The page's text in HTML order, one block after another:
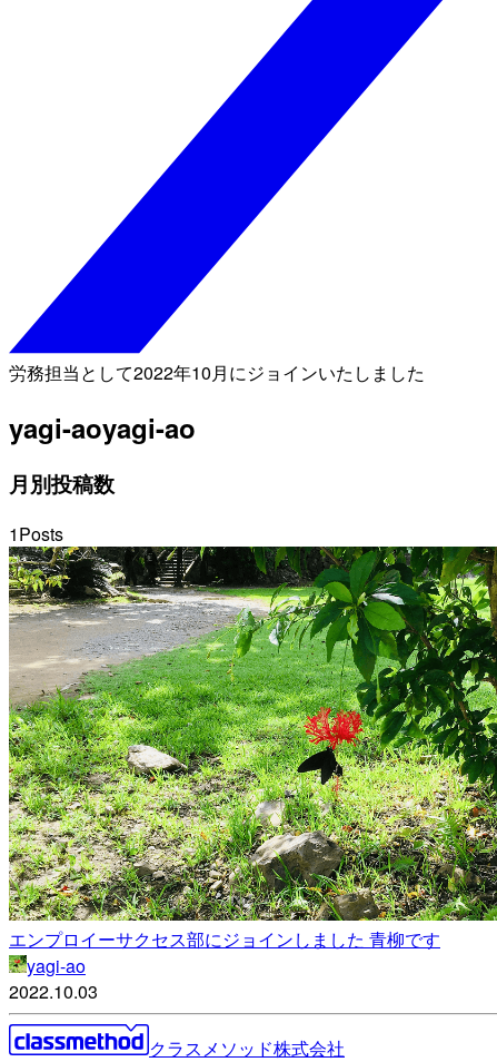
労務担当として2022年10月にジョインいたしました
yagi-aoyagi-ao
月別投稿数
1Posts
エンプロイーサクセス部にジョインしました 青柳です
yagi-ao
2022.10.03
クラスメソッド株式会社